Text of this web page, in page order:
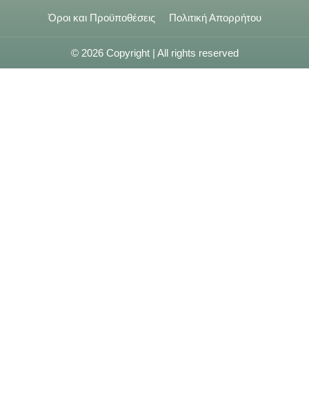
Όροι και Προϋποθέσεις Πολιτική Απορρήτου
© 2026 Copyright | All rights reserved